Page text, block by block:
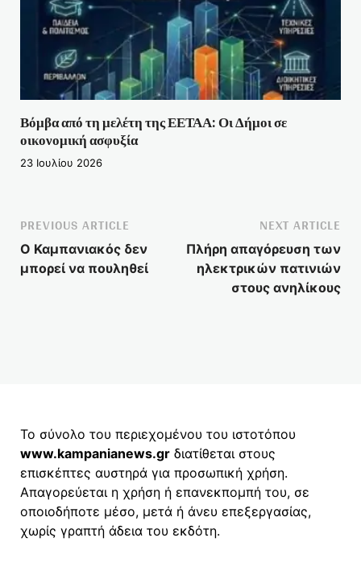
Βόμβα από τη μελέτη της ΕΕΤΑΑ: Οι Δήμοι σε
οικονομική ασφυξία
23 Ιουλίου 2026
PREVIOUS ARTICLE
Ο Καμπανιακός δεν
μπορεί να πουληθεί
NEXT ARTICLE
Πλήρη απαγόρευση των
ηλεκτρικών πατινιών
στους ανηλίκους
Το σύνολο του περιεχομένου του ιστοτόπου
www.kampanianews.gr διατίθεται στους
επισκέπτες αυστηρά για προσωπική χρήση.
Απαγορεύεται η χρήση ή επανεκπομπή του, σε
οποιοδήποτε μέσο, μετά ή άνευ επεξεργασίας,
χωρίς γραπτή άδεια του εκδότη.